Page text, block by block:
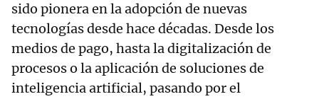
sido pionera en la adopción de nuevas
tecnologías desde hace décadas. Desde los
medios de pago, hasta la digitalización de
procesos o la aplicación de soluciones de
inteligencia artificial, pasando por el